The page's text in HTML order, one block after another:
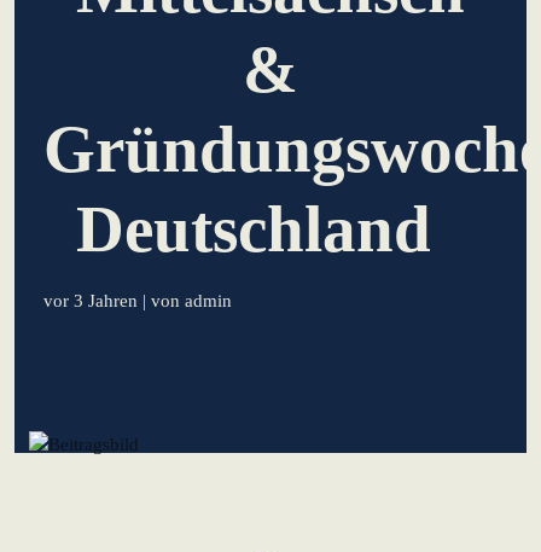
Deutschland
Betriebsmodell:
&
Deutschland
vor 3 Jahren | von admin